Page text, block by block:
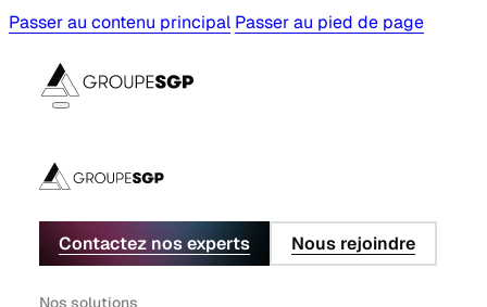
Passer au contenu principal Passer au pied de page
Contactez nos experts Nous rejoindre
Nos solutions